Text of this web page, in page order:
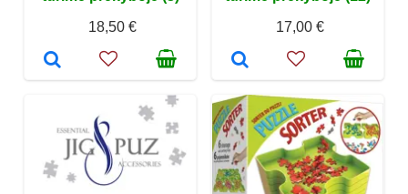
18,50 €
17,00 €